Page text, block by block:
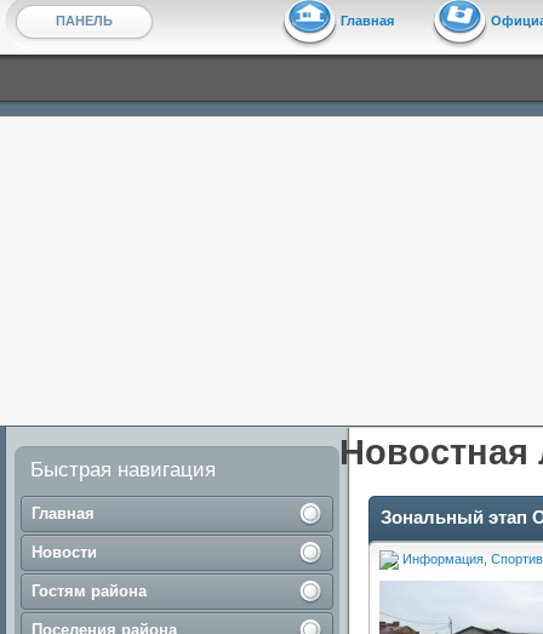
ПАНЕЛЬ Главная
Быстрая навигация
Главная
Новости
Гостям района
Поселения района
Новостная
Зональный этап
Информация